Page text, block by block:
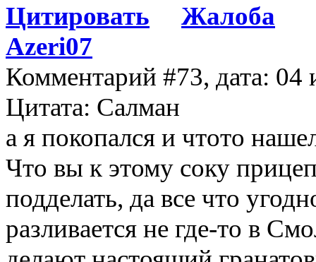
Цитировать
Жалоба
Azeri07
Комментарий #73, дата:
Цитата: Салман
а я покопался и чтото
Что вы к этому соку
подделать, да все что
разливается не где-то в